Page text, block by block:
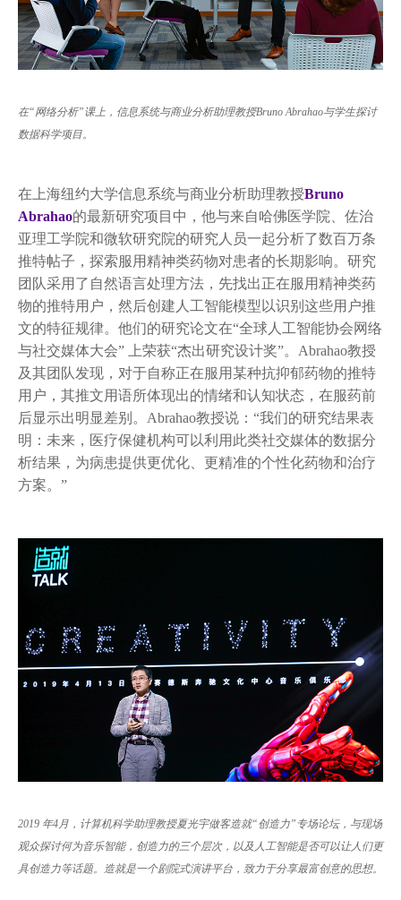
在“网络分析”课上，信息系统与商业分析助理教授Bruno Abrahao与学生探讨
数据科学项目。
在上海纽约大学信息系统与商业分析助理教授Bruno
Abrahao的最新研究项目中，他与来自哈佛医学院、佐治
亚理工学院和微软研究院的研究人员一起分析了数百万条
推特帖子，探索服用精神类药物对患者的长期影响。研究
团队采用了自然语言处理方法，先找出正在服用精神类药
物的推特用户，然后创建人工智能模型以识别这些用户推
文的特征规律。他们的研究论文在“全球人工智能协会网络
与社交媒体大会” 上荣获“杰出研究设计奖”。Abrahao教授
及其团队发现，对于自称正在服用某种抗抑郁药物的推特
用户，其推文用语所体现出的情绪和认知状态，在服药前
后显示出明显差别。Abrahao教授说：“我们的研究结果表
明：未来，医疗保健机构可以利用此类社交媒体的数据分
析结果，为病患提供更优化、更精准的个性化药物和治疗
方案。”
2019 年4月，计算机科学助理教授夏光宇做客造就“创造力”专场论坛，与现场
观众探讨何为音乐智能，创造力的三个层次，以及人工智能是否可以让人们更
具创造力等话题。造就是一个剧院式演讲平台，致力于分享最富创意的思想。